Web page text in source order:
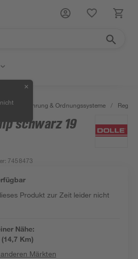
nicht
✕
/ Aufbewahrung & Ordnungssysteme / Regale
schwarz 19
: 7458473
Produkt zur Zeit leider nicht
Nähe:
(14,7 Km)
Märkten